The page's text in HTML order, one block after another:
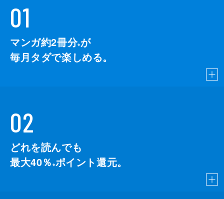
01
マンガ約2冊分※が
毎月タダで楽しめる。
02
どれを読んでも
最大40％ ※ポイント還元。